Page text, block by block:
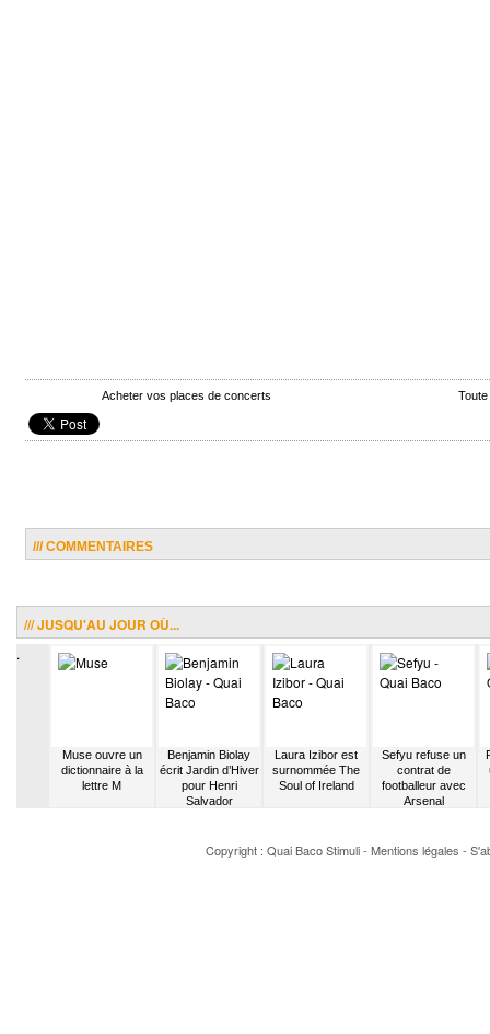
Acheter vos places de concerts
/// COMMENTAIRES
/// JUSQU'AU JOUR OÙ...
.
Muse ouvre un
dictionnaire à la
lettre M
Benjamin Biolay
écrit Jardin d’Hiver
pour Henri
Salvador
Laura Izibor est
surnommée The
Soul of Ireland
Sefyu refuse un
contrat de
footballeur avec
Arsenal
Copyright : Quai BacoStimuli- Mentions légales -